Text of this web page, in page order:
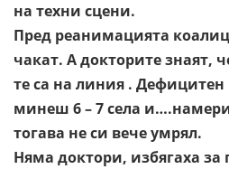
на техни сцени.
Пред реанимацията
чакат. А докторите знаят,
те са на линия .
минеш 6 – 7 села
тогава не си вече умрял.
Няма доктори, избягаха за